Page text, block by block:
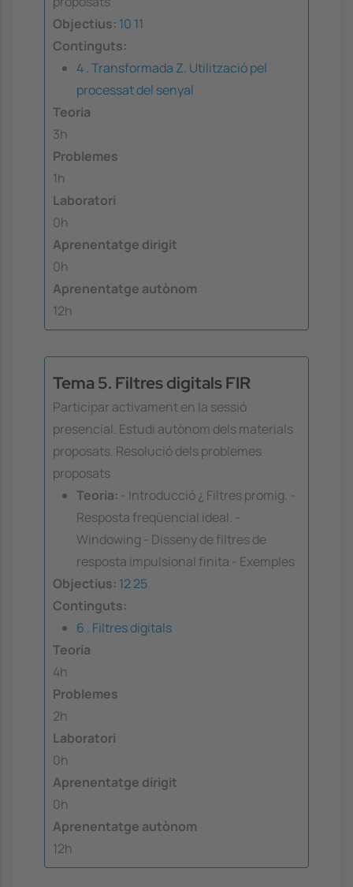
Objectius: 10 11
Continguts:
4 . Transformada Z. Utilització pel
processat del senyal
Teoria
3h
Problemes
1h
Laboratori
0h
Aprenentatge dirigit
0h
Aprenentatge autònom
12h
Tema 5. Filtres digitals FIR
Participar activament en la sessió
presencial. Estudi autònom dels materials
proposats. Resolució dels problemes
proposats
Teoria: - Introducció ¿ Filtres promig. -
Resposta freqüencial ideal. -
Windowing - Disseny de filtres de
resposta impulsional finita - Exemples
Objectius: 1225
Continguts:
6 . Filtres digitals
Teoria
4h
Problemes
2h
Laboratori
0h
Aprenentatge dirigit
0h
Aprenentatge autònom
12h